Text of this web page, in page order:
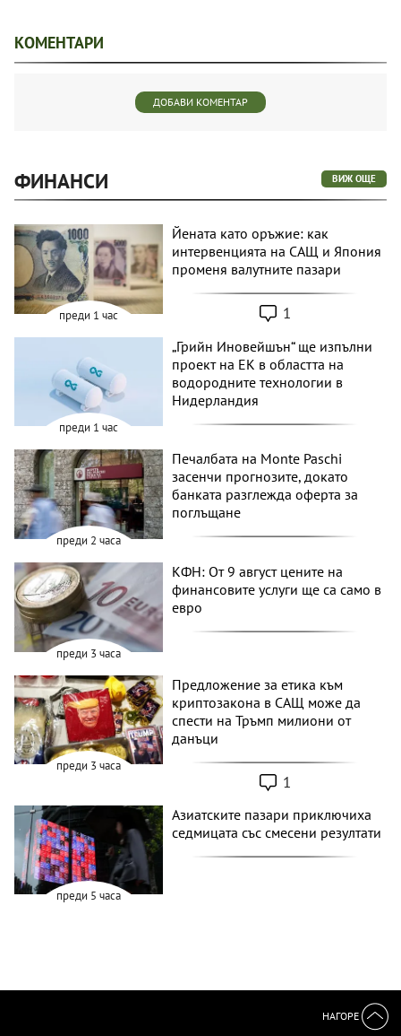
КОМЕНТАРИ
ДОБАВИ КОМЕНТАР
ФИНАНСИ ВИЖ ОЩЕ
преди 1 час
Йената като оръжие: как
интервенцията на САЩ и Япония
променя валутните пазари
1
преди 1 час
„Грийн Иновейшън“ ще изпълни
проект на ЕК в областта на
водородните технологии в
Нидерландия
преди 2 часа
Печалбата на Monte Paschi
засенчи прогнозите, докато
банката разглежда оферта за
поглъщане
преди 3 часа
КФН: От 9 август цените на
финансовите услуги ще са само в
евро
преди 3 часа
Предложение за етика към
криптозакона в САЩ може да
спести на Тръмп милиони от
данъци
1
преди 5 часа
Азиатските пазари приключиха
седмицата със смесени резултати
НАГОРЕ